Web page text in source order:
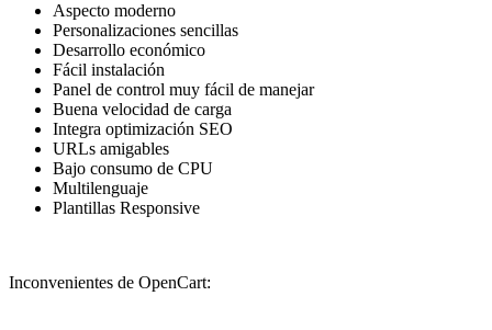
Aspecto moderno
Personalizaciones sencillas
Desarrollo económico
Fácil instalación
Panel de control muy fácil de manejar
Buena velocidad de carga
Integra optimización SEO
URLs amigables
Bajo consumo de CPU
Multilenguaje
Plantillas Responsive
Inconvenientes de OpenCart: